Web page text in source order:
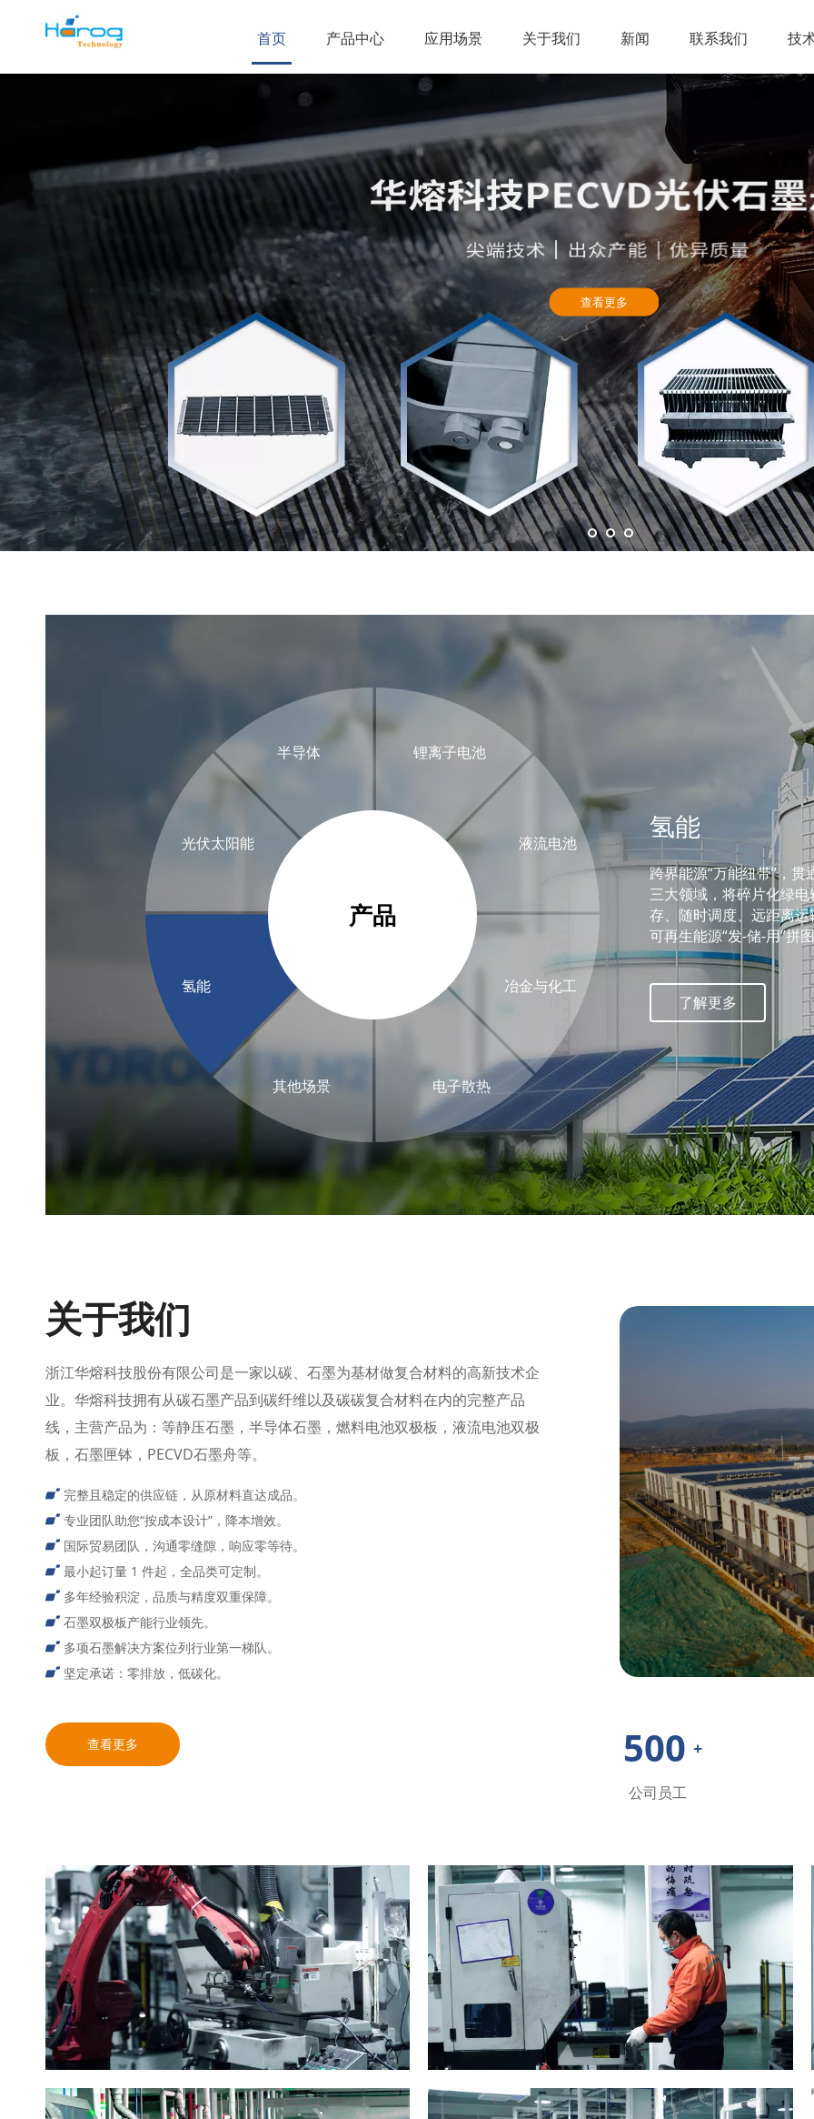
首页 产品中心 应用场景 关于我们 新闻 联系我们 技
查看更多
产品
氢能
光伏太阳能
半导体 锂离子电池
液流电池
冶金与化工
电子散热
其他场景
氢能
跨界能源“万能纽带”，贯
三大领域，将碎片化绿
存、随时调度、远距离
可再生能源“发-储-用”拼
了解更多
光伏太阳能
太阳能已成为全球成本最
真正的爆发在于“平价上
力随需而至。
了解更多
半导体
在 AI、5G 和电动化交通
需求量预计每四年翻一番
了解更多
锂离子电池
从手机到兆瓦级储能电
它早已成为电气化生活的
了解更多
液流电池
功率与电量可独立扩容
松应对。
了解更多
冶金与化工
从铂金熔炼到稀土还原
需2000 ℃ 以上高温，以
境。
了解更多
电子散热
10 微米超薄石墨散热膜
频功放与锂电池的热量
了解更多
其他场景
无论深海、长空还是核心
“轻若鸿毛、稳若磐石、
者。
了解更多
原料
10 微米超薄石墨散热膜
频功放与锂电池的热量
了解更多
关于我们
浙江华熔科技股份有限公司是一家以碳、石墨为基材做复合材料的高新技术企
业。华熔科技拥有从碳石墨产品到碳纤维以及碳碳复合材料在内的完整产品
线，主营产品为：等静压石墨，半导体石墨，燃料电池双极板，液流电池双极
板，石墨匣钵，PECVD石墨舟等。
完整且稳定的供应链，从原材料直达成品。
专业团队助您“按成本设计”，降本增效。
国际贸易团队，沟通零缝隙，响应零等待。
最小起订量 1 件起，全品类可定制。
多年经验积淀，品质与精度双重保障。
石墨双极板产能行业领先。
多项石墨解决方案位列行业第一梯队。
坚定承诺：零排放，低碳化。
查看更多 500 +
公司员工